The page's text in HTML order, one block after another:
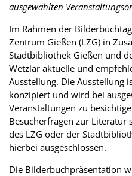
ausgewählten
Im Rahmen der
Zentrum Gießen (LZG) in
Stadtbibliothek Gießen und
Wetzlar aktuelle und
Ausstellung. Die Ausstellung
konzipiert und wird bei
Veranstaltungen zu
Besucherfragen zur
des LZG oder der
hierbei ausgeschlossen.
Die Bilderbuchpräsentation